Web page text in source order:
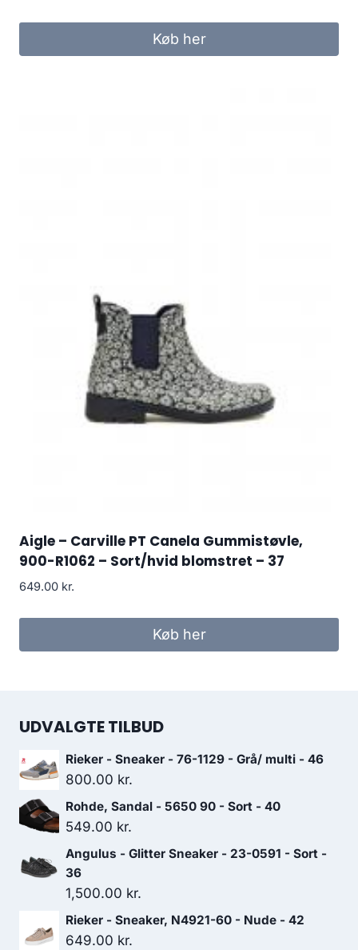
Køb her
Aigle – Carville PT Canela Gummistøvle,
900-R1062 – Sort/hvid blomstret – 37
649.00 kr.
Køb her
UDVALGTE TILBUD
Rieker - Sneaker - 76-1129 - Grå/ multi - 46
800.00 kr.
Rohde, Sandal - 5650 90 - Sort - 40
549.00 kr.
Angulus - Glitter Sneaker - 23-0591 - Sort -
36
1,500.00 kr.
Rieker - Sneaker, N4921-60 - Nude - 42
649.00 kr.